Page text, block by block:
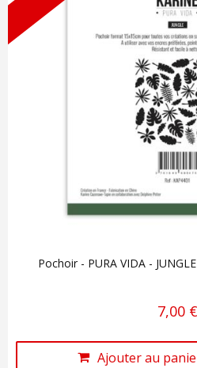
Pochoir - PURA VIDA -
7,00 €
Ajouter au